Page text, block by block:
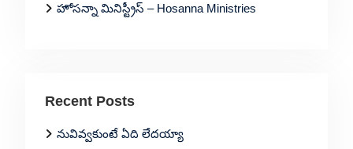
హోసన్నా మినిస్ట్రీస్ – Hosanna Ministries
Recent Posts
నువివ్వకుంటే ఏది లేదయ్యా